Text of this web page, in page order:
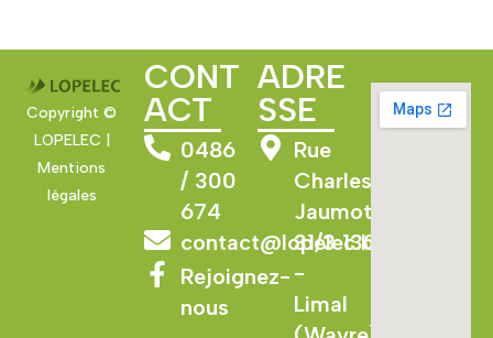
Copyright ©
LOPELEC |
Mentions
légales
CONT
ACT
0486
/ 300
674
contact@lopelec.be
Rejoignez-
nous
ADRE
SSE
Rue
Charles
Jaumotte
31/3 1300
-
Limal